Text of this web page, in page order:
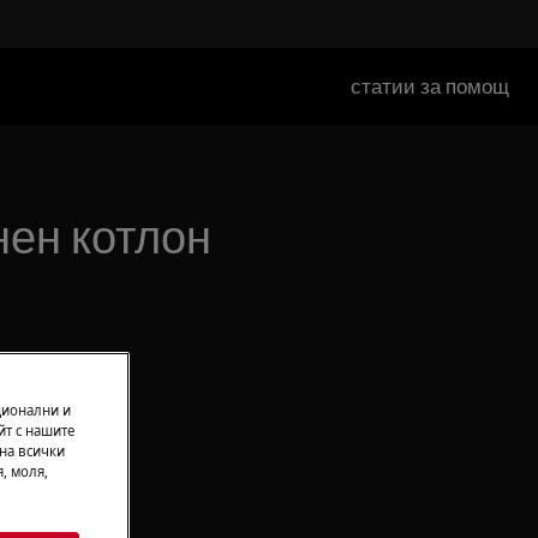
статии за помощ
котлон
и
с нашите
всички
моля,